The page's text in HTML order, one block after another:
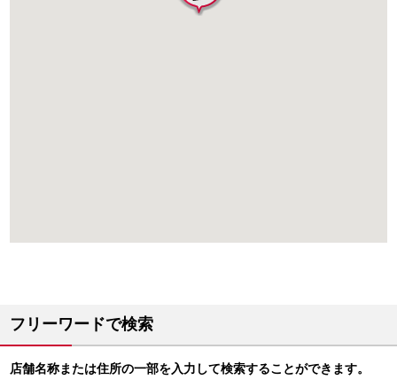
フリーワードで検索
店舗名称または住所の一部を入力して検索することができます。